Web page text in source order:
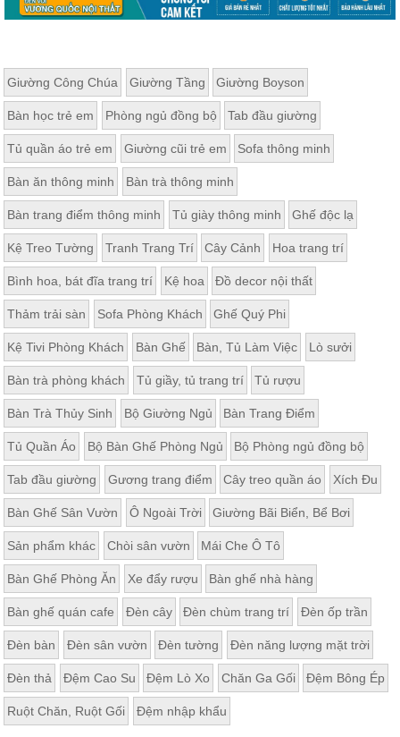
Giường Công Chúa Giường Tầng Giường Boyson
Bàn học trẻ em Phòng ngủ đồng bộ Tab đầu giường
Tủ quần áo trẻ em Giường cũi trẻ em Sofa thông minh
Bàn ăn thông minh Bàn trà thông minh
Bàn trang điểm thông minh Tủ giày thông minh Ghế độc lạ
Kệ Treo Tường Tranh Trang Trí Cây Cảnh Hoa trang trí
Bình hoa, bát đĩa trang trí Kệ hoa Đồ decor nội thất
Thảm trải sàn Sofa Phòng Khách Ghế Quý Phi
Kệ Tivi Phòng Khách Bàn Ghế Bàn, Tủ Làm Việc Lò sưởi
Bàn trà phòng khách Tủ giầy, tủ trang trí Tủ rượu
Bàn Trà Thủy Sinh Bộ Giường Ngủ Bàn Trang Điểm
Tủ Quần Áo Bộ Bàn Ghế Phòng Ngủ Bộ Phòng ngủ đồng bộ
Tab đầu giường Gương trang điểm Cây treo quần áo Xích Đu
Bàn Ghế Sân Vườn Ô Ngoài Trời Giường Bãi Biển, Bể Bơi
Sản phẩm khác Chòi sân vườn Mái Che Ô Tô
Bàn Ghế Phòng Ăn Xe đẩy rượu Bàn ghế nhà hàng
Bàn ghế quán cafe Đèn cây Đèn chùm trang trí Đèn ốp trần
Đèn bàn Đèn sân vườn Đèn tường Đèn năng lượng mặt trời
Đèn thả Đệm Cao Su Đệm Lò Xo Chăn Ga Gối Đệm Bông Ép
Ruột Chăn, Ruột Gối Đệm nhập khẩu